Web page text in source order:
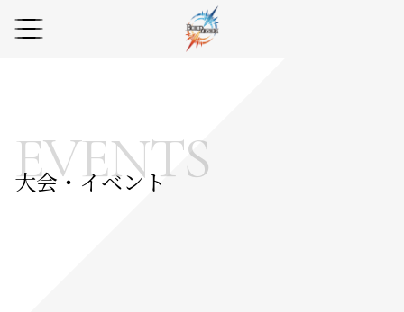
EVENTS
大会・イベント